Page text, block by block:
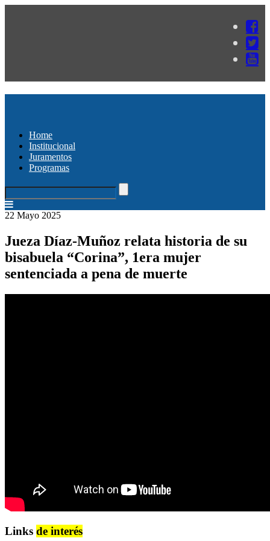
Home
Institucional
Juramentos
Programas
22 Mayo 2025
Jueza Díaz-Muñoz relata historia de su
bisabuela “Corina”, 1era mujer
sentenciada a pena de muerte
Links de interés